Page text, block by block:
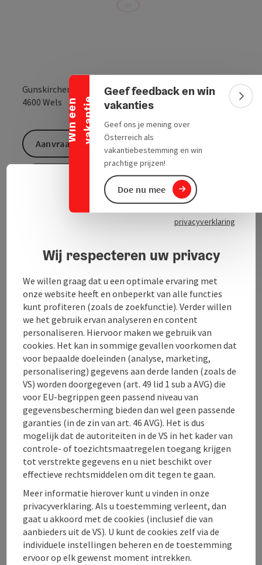
W
i
n
e
e
n
v
a
k
a
n
t
ie
Banner inklappen
Geef feedback en win
vakanties
Geef ons je mening over
Österreich als
vakantiebestemming en win
prachtige prijzen!
Doe nu mee
Gunskirchener Straße 7
4600 Wels Openen inOpenen
Contact
Openingstijden
Ligging
Geschiktheid
Toegankelijkheid
Aanvraag versturen
PDF aanmaken
Bijdrage printen
In de buurt
powered byTOURDATA
privacyverklaring
Wij respecteren uw privacy
We willen graag dat u een optimale ervaring met
onze website heeft en onbeperkt van alle functies
kunt profiteren (zoals de zoekfunctie). Verder willen
we het gebruik ervan analyseren en content
personaliseren. Hiervoor maken we gebruik van
cookies. Het kan in sommige gevallen voorkomen dat
voor bepaalde doeleinden (analyse, marketing,
personalisering) gegevens aan derde landen (zoals de
VS) worden doorgegeven (art. 49 lid 1 sub a AVG) die
voor EU-begrippen geen passend niveau van
gegevensbescherming bieden dan wel geen passende
garanties (in de zin van art. 46 AVG). Het is dus
mogelijk dat de autoriteiten in de VS in het kader van
controle- of toezichtsmaatregelen toegang krijgen
tot verstrekte gegevens en u niet beschikt over
effectieve rechtsmiddelen om dit tegen te gaan.
Meer informatie hierover kunt u vinden in onze
privacyverklaring. Als u toestemming verleent, dan
gaat u akkoord met de cookies (inclusief die van
aanbieders uit de VS). U kunt de cookies zelf via de
individuele instellingen beheren en de toestemming
ervoor op elk gewenst moment intrekken.